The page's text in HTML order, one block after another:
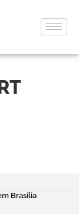
Brasília